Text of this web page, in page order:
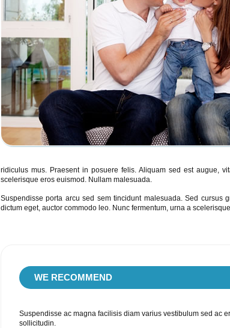
ridiculus mus. Praesent in posuere felis. Aliquam sed est augue,
scelerisque eros euismod. Nullam malesuada.
Suspendisse porta arcu sed sem tincidunt malesuada. Sed cursus
dictum eget, auctor commodo leo. Nunc fermentum, urna a
WE RECOMMEND
Suspendisse ac magna facilisis diam varius vestibulum sed ac
sollicitudin.